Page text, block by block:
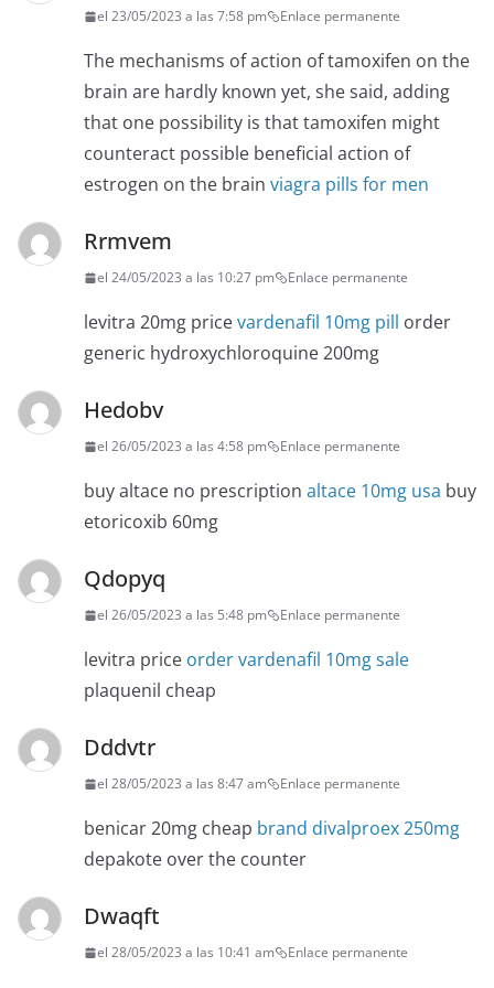
el 23/05/2023 a las 7:58 pm Enlace permanente
The mechanisms of action of tamoxifen on the
brain are hardly known yet, she said, adding
that one possibility is that tamoxifen might
counteract possible beneficial action of
estrogen on the brain viagra pills for men
Rrmvem
el 24/05/2023 a las 10:27 pm Enlace permanente
levitra 20mg pricevardenafil 10mg pill order
generic hydroxychloroquine 200mg
Hedobv
el 26/05/2023 a las 4:58 pm Enlace permanente
buy altace no prescription altace 10mg usa buy
etoricoxib 60mg
Qdopyq
el 26/05/2023 a las 5:48 pm Enlace permanente
levitra price order vardenafil 10mg sale
plaquenil cheap
Dddvtr
el 28/05/2023 a las 8:47 am Enlace permanente
benicar 20mg cheap brand divalproex 250mg
depakote over the counter
Dwaqft
el 28/05/2023 a las 10:41 am Enlace permanente